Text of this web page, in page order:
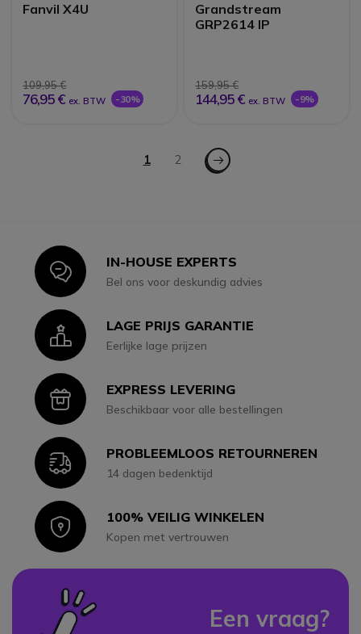
Fanvil X4U
109,95 €
76,95 € ex. BTW -30%
Grandstream
GRP2614 IP
159,95 €
144,95 € ex. BTW -9%
Pagina
U lees momenteel pagina
1 Pagina
2 Pagina - Volgende
IconIN-HOUSE EXPERTS
Bel ons voor deskundig advies
IconLAGE PRIJS GARANTIE
Eerlijke lage prijzen
IconEXPRESS LEVERING
Beschikbaar voor alle bestellingen
IconPROBLEEMLOOS RETOURNEREN
14 dagen bedenktijd
Icon100% VEILIG WINKELEN
Kopen met vertrouwen
Een vraag?